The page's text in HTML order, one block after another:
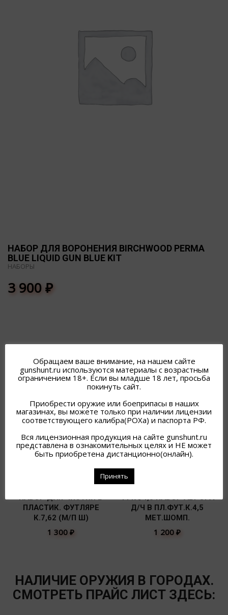
НАБОР ДЛЯ ВОРОНЕНИЯ BIRCHWOOD PERMA
BLUE LIQUID GUN BLUE KIT
НАБОРЫ
3 900₽
ПОХОЖИЕ ТОВАРЫ
НАБОР ДЛЯ ЧИСТКИ В
ПЛАСТИК. ФУТЛЯРЕ
К.7,62 (М/П Ш)
1 300 ₽
111А/4,5 НАБОР АВРОРА
Д/Ч В ПЛ.ФУТ.К.4,5
МЕТ.ШОМП.
1 200 ₽
НАЛИЧИЕ ОРУЖИЯ В ГОРОДАХ.
СМОТРЕТЬ ПРАЙС ЛИСТ ЗДЕСЬ:
Обращаем ваше внимание, на нашем сайте
gunshunt.ru используются материалы с возрастным
ограничением 18+. Если вы младше 18 лет, просьба
покинуть сайт.
Приобрести оружие или боеприпасы в наших
магазинах, вы можете только при наличии лицензии
соответствующего калибра(РОХа) и паспорта РФ.
Вся лицензионная продукция на сайте gunshunt.ru
представлена в ознакомительных целях и НЕ может
быть приобретена дистанционно(онлайн).
Принять